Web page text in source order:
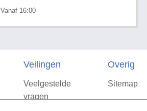
Vanaf 16:00
Veilingen
Veelgestelde
vragen
Overig
Sitemap